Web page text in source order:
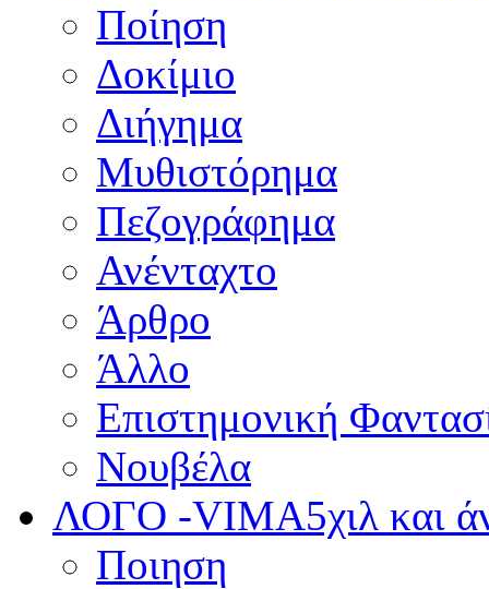
Ποίηση
Δοκίμιο
Διήγημα
Μυθιστόρημα
Πεζογράφημα
Ανένταχτο
Άρθρο
Άλλο
Επιστημονική
Νουβέλα
ΛΟΓΟ -VIMA5χιλ και
Ποιηση